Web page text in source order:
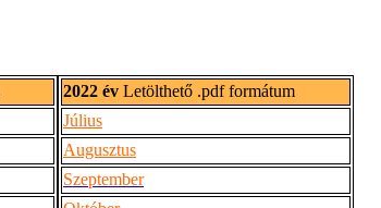
2022 év Letölthető .pdf formátum
Július
Augusztus
Szeptember